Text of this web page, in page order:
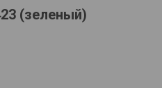
(зеленый)